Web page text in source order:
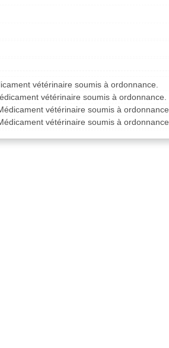
vétérinaire soumis à ordonnance.
vétérinaire soumis à ordonnance.
vétérinaire soumis à ordonnance.
vétérinaire soumis à ordonnance.